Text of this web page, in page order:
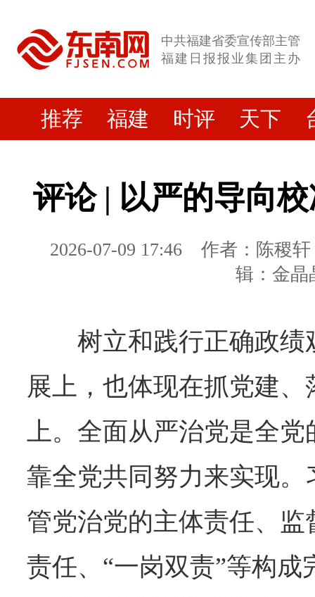
中共福建省委宣传部主管
福建日报报业集团主办
推荐 福建 时评 天下
评论 | 以严的导向
2026-07-09 17:46
作者：陈稷轩
辑：金晶
树立和践行正确政
展上，也体现在抓党建
上。全面从严治党是全
靠全党共同努力来实现
管党治党的主体责任、
责任、“一岗双责”等构